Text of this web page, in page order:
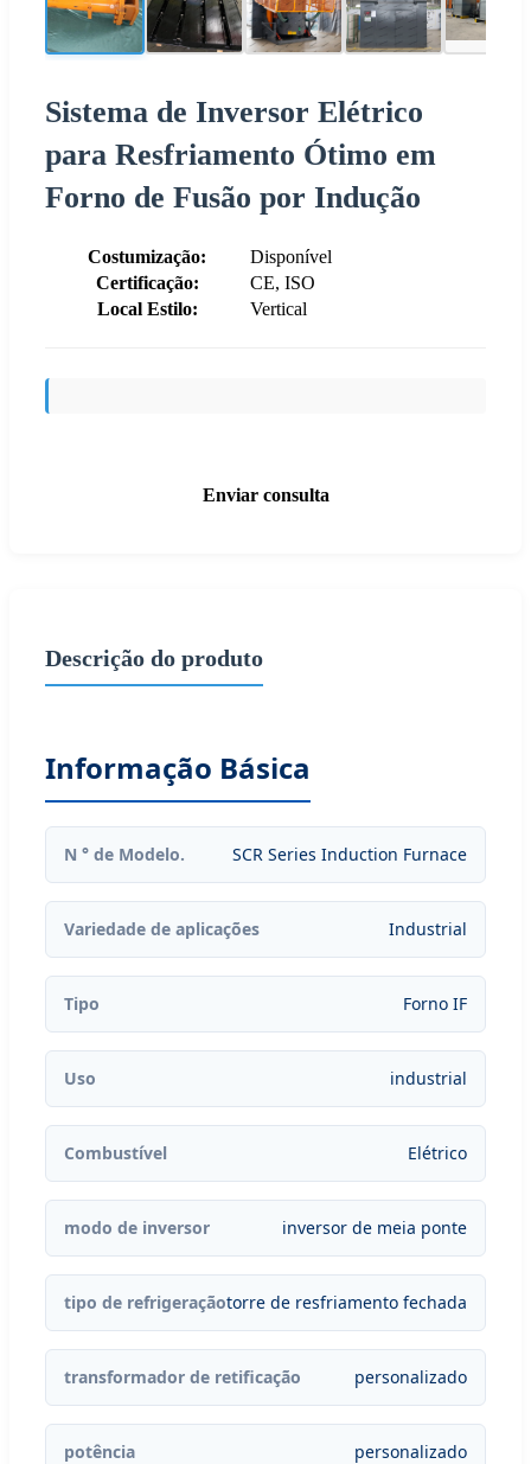
Sistema de Inversor Elétrico
para Resfriamento Ótimo em
Forno de Fusão por Indução
Costumização:
Disponível
Certificação:
CE, ISO
Local Estilo:
Vertical
Enviar consulta
Descrição do produto
Informação Básica
N ° de Modelo. SCR Series Induction Furnace
Variedade de aplicações Industrial
Tipo Forno IF
Uso industrial
Combustível Elétrico
modo de inversor inversor de meia ponte
tipo de refrigeraçãotorre de resfriamento fechada
transformador de retificação personalizado
potência personalizado